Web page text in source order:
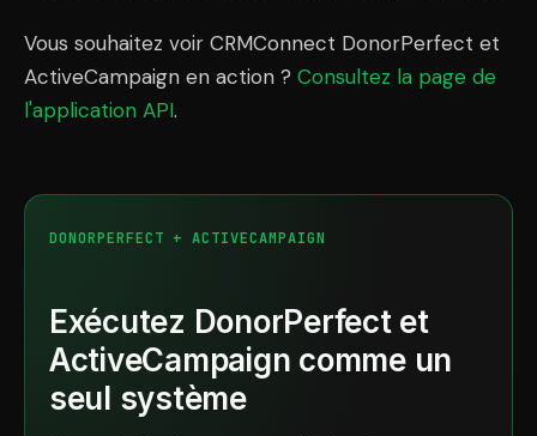
Vous souhaitez voir CRMConnect DonorPerfect et
ActiveCampaign en action ? Consultez la page de
l'application API.
DONORPERFECT + ACTIVECAMPAIGN
Exécutez DonorPerfect et
ActiveCampaign comme un
seul système